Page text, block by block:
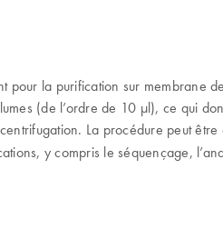
pour la purification sur membrane
(de l’ordre de 10 µl), ce qui
La procédure peut
y compris le séquençage,